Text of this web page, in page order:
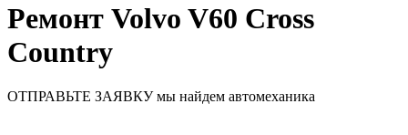
Ремонт Volvo V60 Cross
Country
ОТПРАВЬТЕ ЗАЯВКУ мы найдем автомеханика